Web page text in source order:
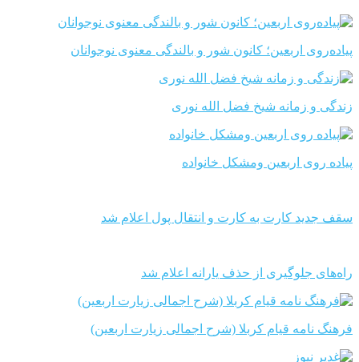
پیاده‌روی اربعین؛ کانون شور و بالندگی معنوی نوجوانان
زندگی و زمانه شیخ فضل الله نوری
پیاده روی اربعین ومشکل خانواده
سقف جدید کارت به کارت و انتقال پول اعلام شد
راه‌های جلوگیری از حذف یارانه اعلام شد
فرهنگ نامه قیام کربلا (شرح اجمالی زیارت اربعین)